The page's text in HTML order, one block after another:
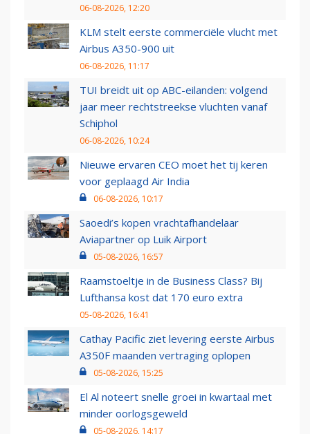
06-08-2026, 12:20
KLM stelt eerste commerciële vlucht met
Airbus A350-900 uit
06-08-2026, 11:17
TUI breidt uit op ABC-eilanden: volgend
jaar meer rechtstreekse vluchten vanaf
Schiphol
06-08-2026, 10:24
Nieuwe ervaren CEO moet het tij keren
voor geplaagd Air India
06-08-2026, 10:17
Saoedi’s kopen vrachtafhandelaar
Aviapartner op Luik Airport
05-08-2026, 16:57
Raamstoeltje in de Business Class? Bij
Lufthansa kost dat 170 euro extra
05-08-2026, 16:41
Cathay Pacific ziet levering eerste Airbus
A350F maanden vertraging oplopen
05-08-2026, 15:25
El Al noteert snelle groei in kwartaal met
minder oorlogsgeweld
05-08-2026, 14:17